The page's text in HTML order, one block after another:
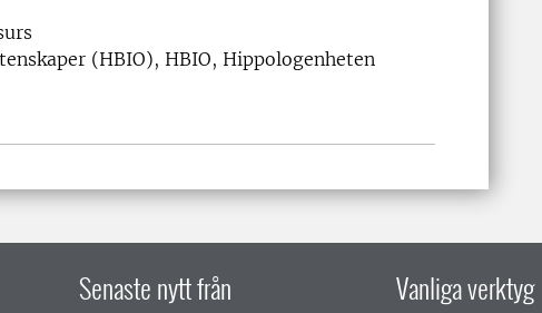
(HBIO), HBIO, Hippologenheten
Senaste nytt från Vanliga verktyg